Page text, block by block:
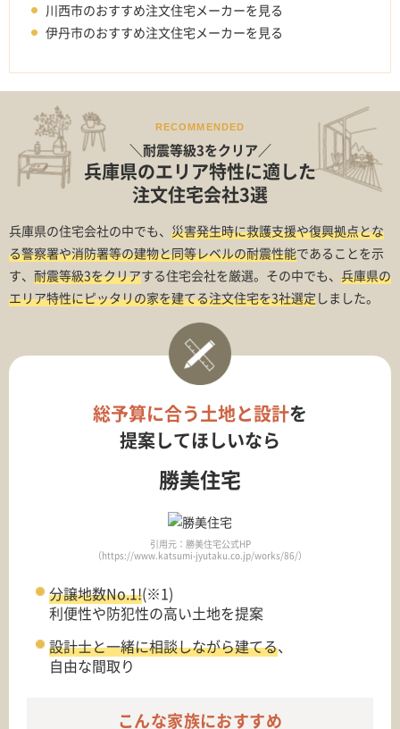
川西市のおすすめ注文住宅メーカーを見る
伊丹市のおすすめ注文住宅メーカーを見る
RECOMMENDED
＼耐震等級3をクリア／
兵庫県のエリア特性に適した
注文住宅会社3選
兵庫県の住宅会社の中でも、 災害発生時に救護支援や復興拠点とな
る警察署や消防署等の建物と同等レベルの耐震性能であることを示
す、 耐震等級3をクリアする住宅会社を厳選。その中でも、 兵庫県の
エリア特性にピッタリの家を建てる注文住宅を3社選定しました。
総予算に合う土地と設計を
提案してほしいなら
勝美住宅
引用元：勝美住宅公式HP
（https://www.katsumi-jyutaku.co.jp/works/86/）
分譲地数No.1!(※1)
利便性や防犯性の高い土地を提案
設計士と一緒に相談しながら建てる、
自由な間取り
こんな家族におすすめ